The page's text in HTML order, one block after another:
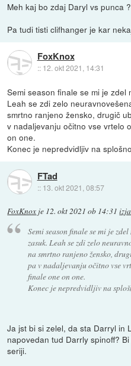
Meh kaj bo zdaj Daryl vs punca ?
Pa tudi tisti clifhanger je kar
FoxKnox
:: 12. okt 2021, 14:31
Semi season finale se mi je
Leah se zdi zelo
smrtno ranjeno žensko, drugič
v nadaljevanju očitno vse vrtelo
on one.
Konec je nepredvidljiv na
FTad
:: 13. okt 2021, 08:57
FoxKnox je 12. okt 2021 ob 14:31
Semi season finale se mi je
zasuk. Leah se zdi zelo
na smrtno ranjeno žensko,
pa v nadaljevanju očitno vse
finale one on one.
Konec je nepredvidljiv na
Ja jst bi si zelel, da sta Darryl in
napovedan tud Darrly spinoff?
seriji.